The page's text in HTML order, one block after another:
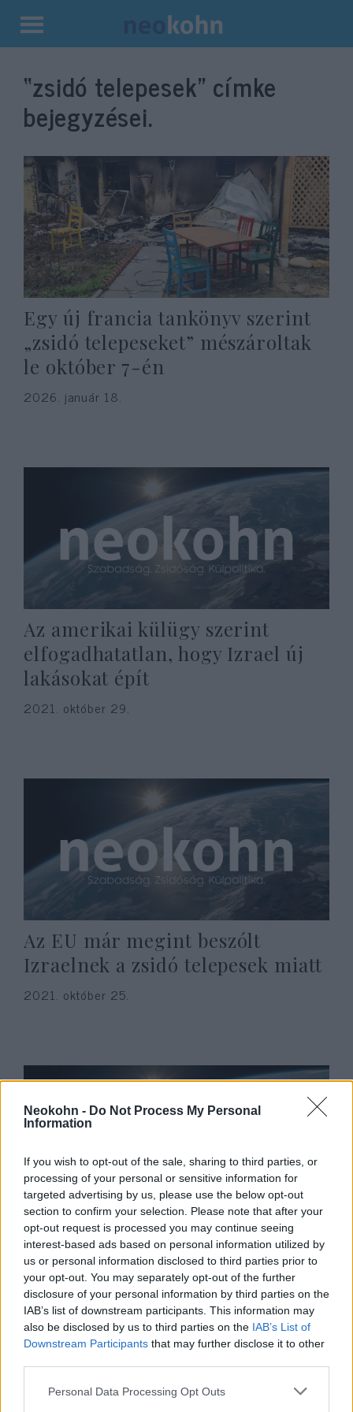
Neokohn - Do Not Process My Personal
Information
If you wish to opt-out of the sale, sharing to third parties, or
processing of your personal or sensitive information for
targeted advertising by us, please use the below opt-out
section to confirm your selection. Please note that after your
opt-out request is processed you may continue seeing
interest-based ads based on personal information utilized by
us or personal information disclosed to third parties prior to
your opt-out. You may separately opt-out of the further
disclosure of your personal information by third parties on the
IAB’s list of downstream participants. This information may
also be disclosed by us to third parties on the IAB’s List of
Downstream Participants that may further disclose it to other
Please note that this website/app uses one or more Google
Personal Data Processing Opt Outs
Kilépés
tartalomba
“zsidó telepesek” címke
bejegyzései.
Egy új francia tankönyv szerint
„zsidó telepeseket” mészároltak
le október 7-én
2026. január 18.
Az amerikai külügy szerint
elfogadhatatlan, hogy Izrael új
lakásokat épít
2021. október 29.
Az EU már megint beszólt
Izraelnek a zsidó telepesek miatt
2021. október 25.
Trump győzelméért fújták a
sófárt Hebronban
2020. november 2.